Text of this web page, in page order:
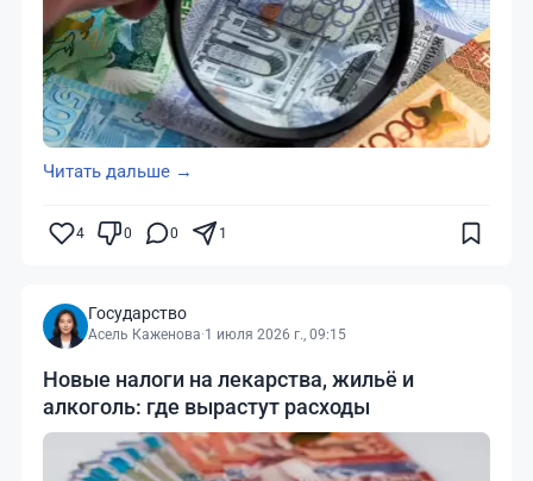
Читать дальше →
4 0 0 1
Государство
Асель Каженова·1 июля 2026 г., 09:15
Новые налоги на лекарства, жильё и
алкоголь: где вырастут расходы